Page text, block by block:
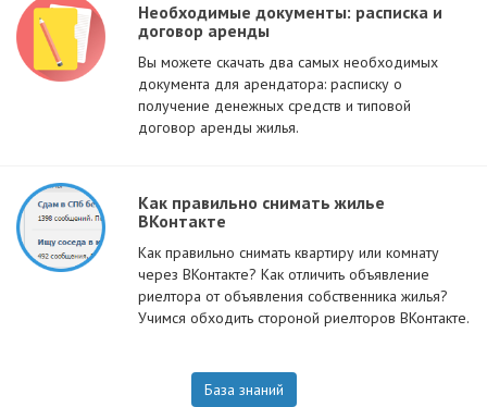
Необходимые документы: расписка и
договор аренды
Вы можете скачать два самых необходимых
документа для арендатора: расписку о
получение денежных средств и типовой
договор аренды жилья.
Как правильно снимать жилье
ВКонтакте
Как правильно снимать квартиру или комнату
через ВКонтакте? Как отличить объявление
риелтора от объявления собственника жилья?
Учимся обходить стороной риелторов ВКонтакте.
База знаний